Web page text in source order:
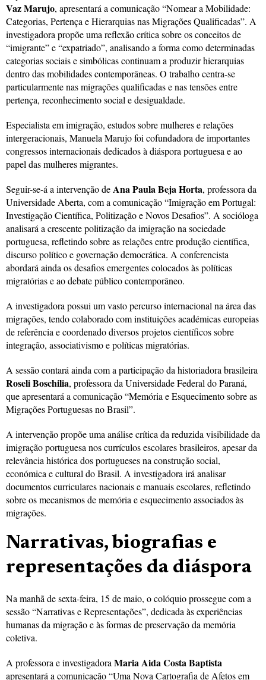
Vaz Marujo, apresentará a comunicação “Nomear a Mobilidade:
Categorias, Pertença e Hierarquias nas Migrações Qualificadas”. A
investigadora propõe uma reflexão crítica sobre os conceitos de
“imigrante” e “expatriado”, analisando a forma como determinadas
categorias sociais e simbólicas continuam a produzir hierarquias
dentro das mobilidades contemporâneas. O trabalho centra-se
particularmente nas migrações qualificadas e nas tensões entre
pertença, reconhecimento social e desigualdade.
Especialista em imigração, estudos sobre mulheres e relações
intergeracionais, Manuela Marujo foi cofundadora de importantes
congressos internacionais dedicados à diáspora portuguesa e ao
papel das mulheres migrantes.
Seguir-se-á a intervenção deAna Paula Beja Horta, professora da
Universidade Aberta, com a comunicação “Imigração em Portugal:
Investigação Científica, Politização e Novos Desafios”. A socióloga
analisará a crescente politização da imigração na sociedade
portuguesa, refletindo sobre as relações entre produção científica,
discurso político e governação democrática. A conferencista
abordará ainda os desafios emergentes colocados às políticas
migratórias e ao debate público contemporâneo.
A investigadora possui um vasto percurso internacional na área das
migrações, tendo colaborado com instituições académicas europeias
de referência e coordenado diversos projetos científicos sobre
integração, associativismo e políticas migratórias.
A sessão contará ainda com a participação da historiadora brasileira
Roseli Boschilia, professora da Universidade Federal do Paraná,
que apresentará a comunicação “Memória e Esquecimento sobre as
Migrações Portuguesas no Brasil”.
A intervenção propõe uma análise crítica da reduzida visibilidade da
imigração portuguesa nos currículos escolares brasileiros, apesar da
relevância histórica dos portugueses na construção social,
económica e cultural do Brasil. A investigadora irá analisar
documentos curriculares nacionais e manuais escolares, refletindo
sobre os mecanismos de memória e esquecimento associados às
migrações.
Narrativas, biografias e
representações da diáspora
Na manhã de sexta-feira, 15 de maio, o colóquio prossegue com a
sessão “Narrativas e Representações”, dedicada às experiências
humanas da migração e às formas de preservação da memória
coletiva.
A professora e investigadora Maria Aida Costa Baptista
apresentará a comunicação “Uma Nova Cartografia de Afetos em